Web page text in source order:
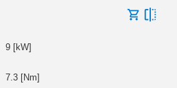
9 [kW]
7.3 [Nm]